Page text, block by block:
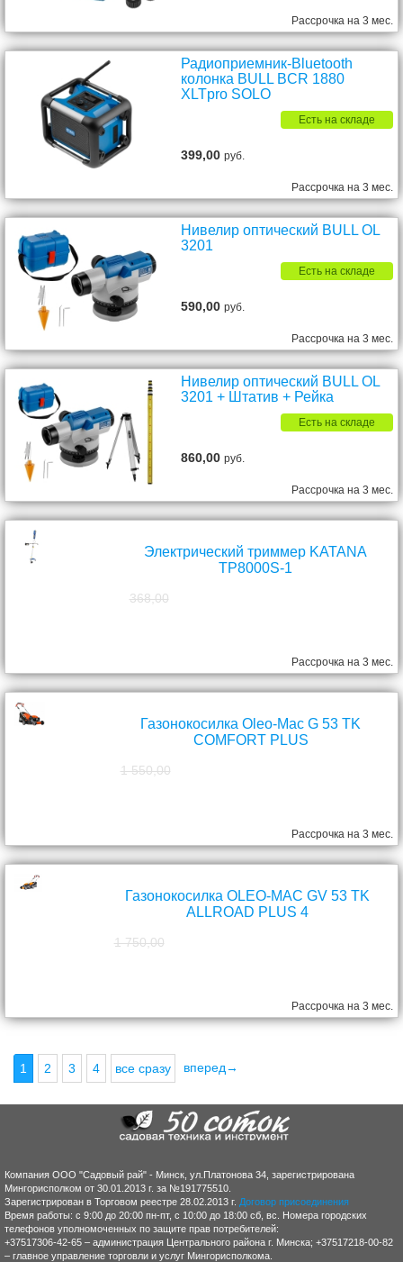
Рассрочка на 3 мес.
Радиоприемник-Bluetooth
колонка BULL BCR 1880
XLTpro SOLO
Есть на складе
399,00руб.
Рассрочка на 3 мес.
Нивелир оптический BULL OL
3201
Есть на складе
590,00руб.
Рассрочка на 3 мес.
Нивелир оптический BULL OL
3201 + Штатив + Рейка
Есть на складе
860,00руб.
Рассрочка на 3 мес.
Электрический триммер KATANA
TP8000S-1
368,00
Рассрочка на 3 мес.
Газонокосилка Oleo-Mac G 53 TK
COMFORT PLUS
1 550,00
Рассрочка на 3 мес.
Газонокосилка OLEO-MAC GV 53 TK
ALLROAD PLUS 4
1 750,00
Рассрочка на 3 мес.
1 2 3 4 все сразу вперед→
Компания ООО "Садовый рай" - Минск, ул.Платонова 34, зарегистрирована
Мингорисполком от 30.01.2013 г. за №191775510.
Зарегистрирован в Торговом реестре 28.02.2013 г. Договор присоединения
Время работы: с 9:00 до 20:00 пн-пт, с 10:00 до 18:00 сб, вс. Номера городских
телефонов уполномоченных по защите прав потребителей:
+37517306-42-65 – администрация Центрального района г. Минска; +37517218-00-82
– главное управление торговли и услуг Мингорисполкома.